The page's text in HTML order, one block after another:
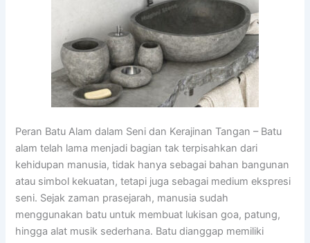
Peran Batu Alam dalam Seni dan Kerajinan Tangan – Batu
alam telah lama menjadi bagian tak terpisahkan dari
kehidupan manusia, tidak hanya sebagai bahan bangunan
atau simbol kekuatan, tetapi juga sebagai medium ekspresi
seni. Sejak zaman prasejarah, manusia sudah
menggunakan batu untuk membuat lukisan goa, patung,
hingga alat musik sederhana. Batu dianggap memiliki